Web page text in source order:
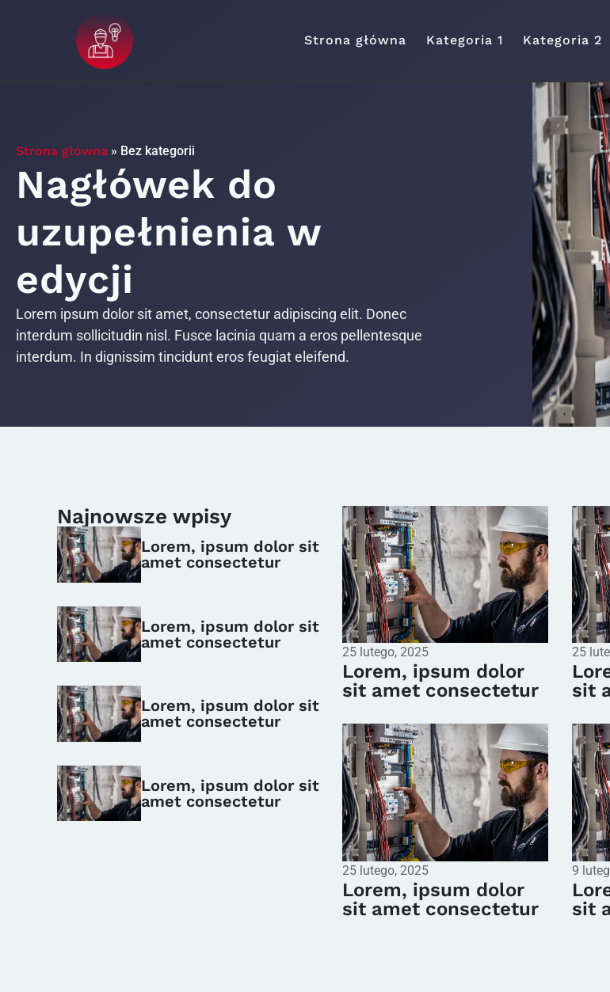
Strona główna Kategoria 1 Kategoria 2
Strona główna » Bez kategorii
Nagłówek do
uzupełnienia w
edycji
Lorem ipsum dolor sit amet, consectetur adipiscing elit. Donec
interdum sollicitudin nisl. Fusce lacinia quam a eros pellentesque
interdum. In dignissim tincidunt eros feugiat eleifend.
Najnowsze wpisy
Lorem, ipsum dolor sit
amet consectetur
Lorem, ipsum dolor sit
amet consectetur
Lorem, ipsum dolor sit
amet consectetur
Lorem, ipsum dolor sit
amet consectetur
25 lutego, 2025
Lorem, ipsum dolor
sit amet consectetur
25
sit
25 lutego, 2025
Lorem, ipsum dolor
sit amet consectetur
9
sit